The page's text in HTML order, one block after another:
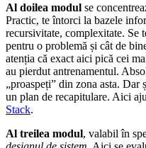
Al doilea modul se
Practic, te întorci la bazele
recursivitate, complexitate. Se
pentru o problemă și cât de
atenția că exact aici pică cei
au pierdut antrenamentul.
„proaspeți” din zona asta.
un plan de recapitulare. Aici
Stack.
Al treilea modul, valabil în